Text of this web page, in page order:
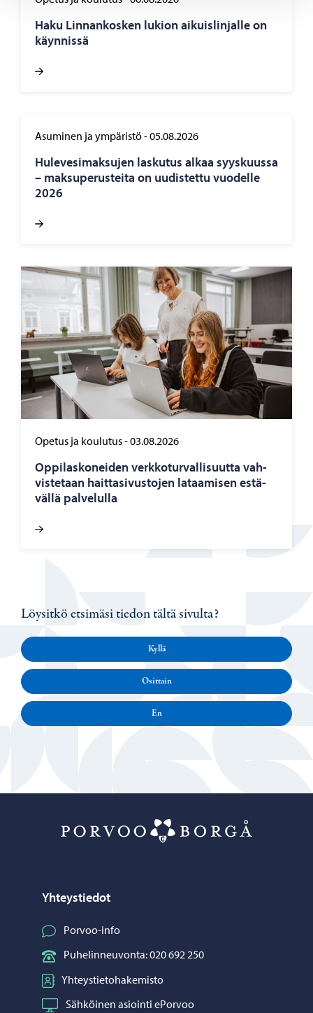
Haku Lin­nan­kos­ken lu­kion ai­kuis­lin­jal­le on
käyn­nis­sä
Asuminen ja ympäristö-05.08.2026
Hu­le­ve­si­mak­su­jen las­ku­tus alkaa syys­kuus­sa
– mak­su­pe­rus­tei­ta on uu­dis­tet­tu vuo­del­le
2026
Opetus ja koulutus-03.08.2026
Op­pi­las­ko­nei­den verk­ko­tur­val­li­suut­ta vah­
vis­te­taan hait­ta­si­vus­to­jen la­taa­mi­sen es­tä­
väl­lä pal­ve­lul­la
Löysitkö etsimäsi tiedon tältä sivulta?
Kyllä
Osittain
En
Yhteystiedot
Porvoo-info
Puhelinneuvonta: 020 692 250
Yhteystietohakemisto
Sähköinen asiointi ePorvoo